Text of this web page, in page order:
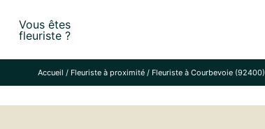
content
Vous êtes
fleuriste ?
Accueil / Fleuriste à proximité/ Fleuriste à Courbevoie (92400)